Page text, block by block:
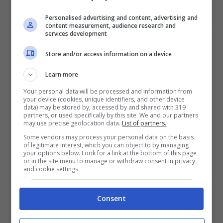
Mostra Informazioni
SNAI
50% sul deposito fino a 50€
1000€
VERIFICA
PlanetWin365
Personalised advertising and content, advertising and
content measurement, audience research and
services development
Store and/or access information on a device
Learn more
Your personal data will be processed and information from
your device (cookies, unique identifiers, and other device
data) may be stored by, accessed by and shared with 319
partners, or used specifically by this site. We and our partners
may use precise geolocation data. List of partners.
Some vendors may process your personal data on the basis
of legitimate interest, which you can object to by managing
your options below. Look for a link at the bottom of this page
or in the site menu to manage or withdraw consent in privacy
and cookie settings.
Consent